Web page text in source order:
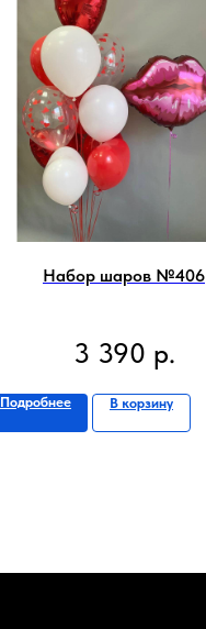
Набор шаров №406
3 390 р.
Подробнее В корзину